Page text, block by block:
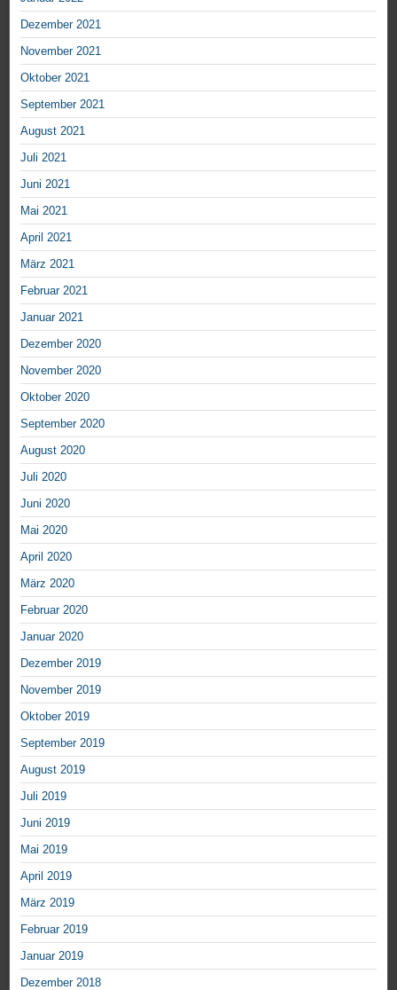
Dezember 2021
November 2021
Oktober 2021
September 2021
August 2021
Juli 2021
Juni 2021
Mai 2021
April 2021
März 2021
Februar 2021
Januar 2021
Dezember 2020
November 2020
Oktober 2020
September 2020
August 2020
Juli 2020
Juni 2020
Mai 2020
April 2020
März 2020
Februar 2020
Januar 2020
Dezember 2019
November 2019
Oktober 2019
September 2019
August 2019
Juli 2019
Juni 2019
Mai 2019
April 2019
März 2019
Februar 2019
Januar 2019
Dezember 2018